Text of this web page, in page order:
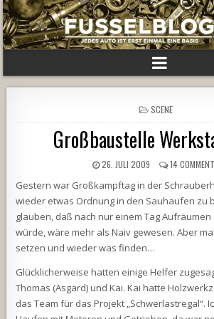
POSTED
IN
SCENE
Großbaustelle
26. JULI 2009 14
Gestern war Großkampftag in der
wieder etwas Ordnung in den Sauhaufen zu
glauben, daß nach nur einem Tag
würde, wäre mehr als Naiv gewesen. Aber
setzen und wieder was finden…
Glücklicherweise hatten einige Helfer
Thomas (Asgard) und Kai. Kai hatte
das Team für das Projekt „Schwerlastregal“.